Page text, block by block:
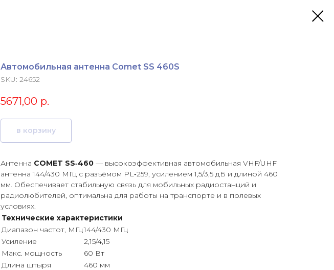
Автомобильная антенна Comet SS 460S
SKU: 24652
5671,00 р.
в корзину
Антенна COMET SS‑460 — высокоэффективная автомобильная VHF/UHF
антенна 144/430 МГц с разъёмом PL‑259, усилением 1,5/3,5 дБ и длиной 460
мм. Обеспечивает стабильную связь для мобильных радиостанций и
радиолюбителей, оптимальна для работы на транспорте и в полевых
условиях.
Технические характеристики
Диапазон частот, МГц144/430 МГц
Усиление
2,15/4,15
Макс. мощность
60 Вт
Длина штыря
460 мм